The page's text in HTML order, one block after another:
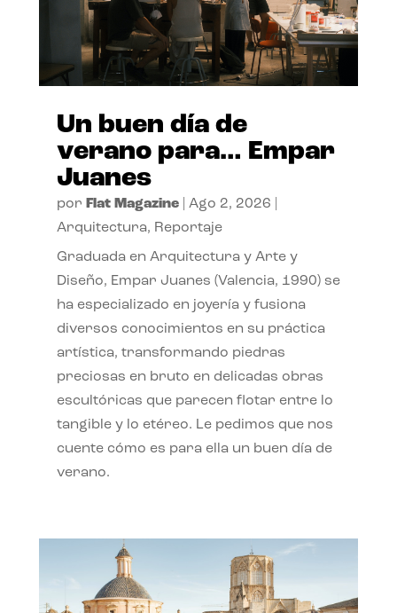
Un buen día de
verano para… Empar
Juanes
por Flat Magazine| Ago 2, 2026
Arquitectura, Reportaje
Graduada en Arquitectura y Arte y
Diseño, Empar Juanes (Valencia, 1990) se
ha especializado en joyería y fusiona
diversos conocimientos en su práctica
artística, transformando piedras
preciosas en bruto en delicadas obras
escultóricas que parecen flotar entre lo
tangible y lo etéreo. Le pedimos que nos
cuente cómo es para ella un buen día de
verano.